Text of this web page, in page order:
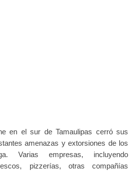
en el sur de Tamaulipas cerró sus
amenazas y extorsiones de los
Varias empresas, incluyendo
pizzerías, otras compañías